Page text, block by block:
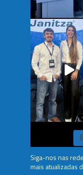
Siga-nos nas
mais atualizadas